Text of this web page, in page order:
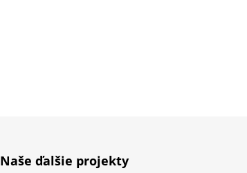
Naše ďalšie projekty